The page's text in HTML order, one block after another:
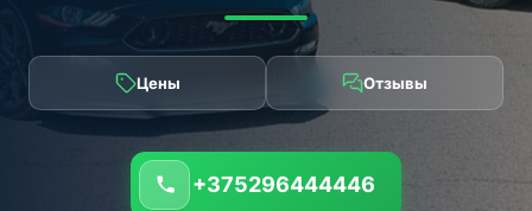
Цены Отзывы
+375296444446